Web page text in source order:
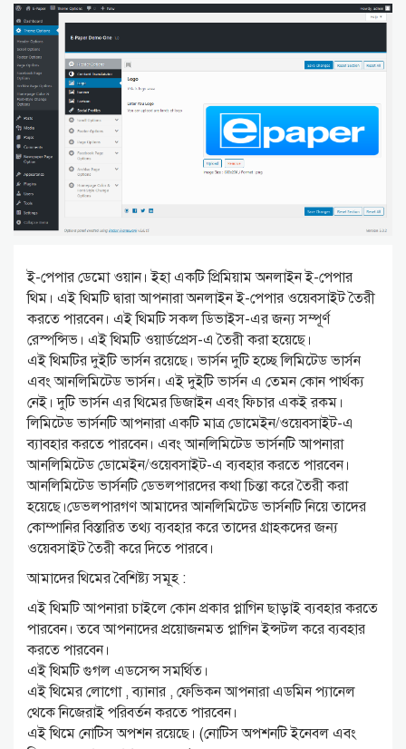
ই-পেপার ডেমো ওয়ান। ইহা একটি প্রিমিয়াম অনলাইন ই-পেপার
থিম। এই থিমটি দ্বারা আপনারা অনলাইন ই-পেপার ওয়েবসাইট তৈরী
করতে পারবেন। এই থিমটি সকল ডিভাইস-এর জন্য সম্পূর্ণ
রেস্পন্সিভ। এই থিমটি ওয়ার্ডপ্রেস-এ তৈরী করা হয়েছে।
এই থিমটির দুইটি ভার্সন রয়েছে। ভার্সন দুটি হচ্ছে লিমিটেড ভার্সন
এবং আনলিমিটেড ভার্সন। এই দুইটি ভার্সন এ তেমন কোন পার্থক্য
নেই। দুটি ভার্সন এর থিমের ডিজাইন এবং ফিচার একই রকম।
লিমিটেড ভার্সনটি আপনারা একটি মাত্র ডোমেইন/ওয়েবসাইট-এ
ব্যাবহার করতে পারবেন। এবং আনলিমিটেড ভার্সনটি আপনারা
আনলিমিটেড ডোমেইন/ওয়েবসাইট-এ ব্যবহার করতে পারবেন।
আনলিমিটেড ভার্সনটি ডেভলপারদের কথা চিন্তা করে তৈরী করা
হয়েছে।ডেভলপারগণ আমাদের আনলিমিটেড ভার্সনটি নিয়ে তাদের
কোম্পানির বিস্তারিত তথ্য ব্যবহার করে তাদের গ্রাহকদের জন্য
ওয়েবসাইট তৈরী করে দিতে পারবে।
আমাদের থিমের বৈশিষ্ট্য সমূহ :
এই থিমটি আপনারা চাইলে কোন প্রকার প্লাগিন ছাড়াই ব্যবহার করতে
পারবেন। তবে আপনাদের প্রয়োজনমত প্লাগিন ইন্সটল করে ব্যবহার
করতে পারবেন।
এই থিমটি গুগল এডসেন্স সমর্থিত।
এই থিমের লোগো , ব্যানার , ফেভিকন আপনারা এডমিন প্যানেল
থেকে নিজেরাই পরিবর্তন করতে পারবেন।
এই থিমে নোটিস অপশন রয়েছে। (নোটিস অপশনটি ইনেবল এবং